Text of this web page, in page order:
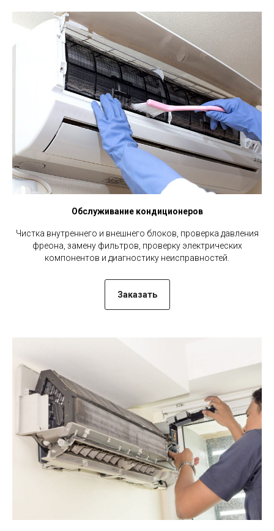
Обслуживание кондиционеров
Чистка внутреннего и внешнего блоков, проверка давления
фреона, замену фильтров, проверку электрических
компонентов и диагностику неисправностей.
Заказать